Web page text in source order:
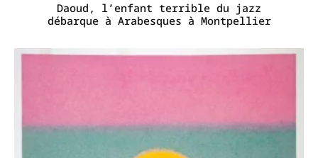
Daoud, l’enfant terrible du jazz
débarque à Arabesques à Montpellier